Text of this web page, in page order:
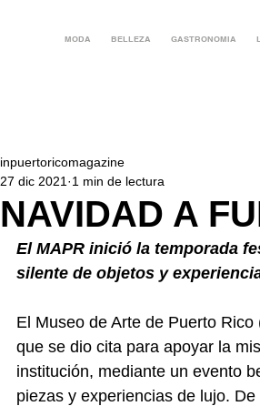
MODA BELLEZA GASTRONOMIA
NAVIDAD A
inpuertoricomagazine
27 dic 2021 1 min de lectura
El MAPR inició la temporada
silente de objetos y
El Museo de Arte de Puerto
que se dio cita para apoyar la
institución, mediante un evento
piezas y experiencias de lujo.